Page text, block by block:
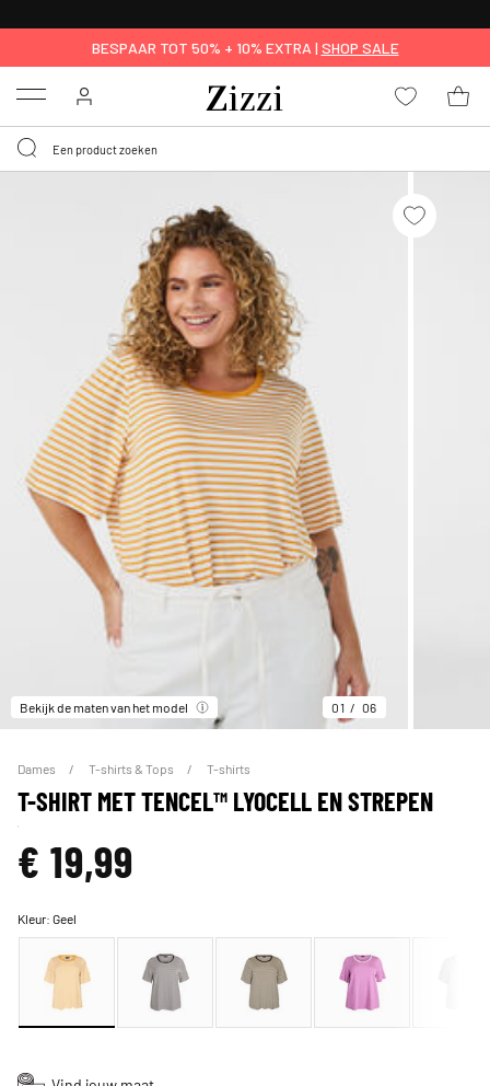
BESPAAR TOT 50% + 10% EXTRA | SHOP SALE
Menu
Bekijk de maten van het model 01 06
Dames T-shirts & Tops T-shirts
T-SHIRT MET TENCEL™ LYOCELL EN STREPEN
€ 19,99
Kleur:Geel